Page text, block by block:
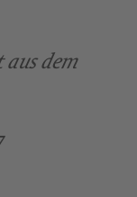
dem